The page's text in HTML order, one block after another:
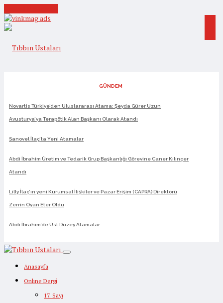
GÜNDEM
Novartis Türkiye’den Uluslararası Atama: Şeyda Gürer Uzun
Avusturya’ya Terapötik Alan Başkanı Olarak Atandı
Sanovel İlaç’ta Yeni Atamalar
Abdi İbrahim Üretim ve Tedarik Grup Başkanlığı Görevine Caner Kılınçer
Atandı
Lilly İlaç’ın yeni Kurumsal İlişkiler ve Pazar Erişim (CAPRA) Direktörü
Zerrin Oyan Eter Oldu
Abdi İbrahim’de Üst Düzey Atamalar
Anasayfa
Onlıne Dergi
17. Sayı